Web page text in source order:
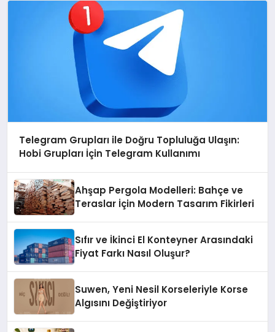
Telegram Grupları ile Doğru Topluluğa Ulaşın:
Hobi Grupları İçin Telegram Kullanımı
Ahşap Pergola Modelleri: Bahçe ve
Teraslar İçin Modern Tasarım Fikirleri
Sıfır ve İkinci El Konteyner Arasındaki
Fiyat Farkı Nasıl Oluşur?
Suwen, Yeni Nesil Korseleriyle Korse
Algısını Değiştiriyor